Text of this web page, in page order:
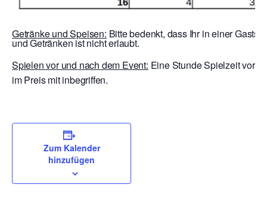
Getränke und Speisen: Bitte bedenkt, dass Ihr in einer
und Getränken ist nicht erlaubt.
Spielen vor und nach dem Event: Eine Stunde Spielzeit vor
im Preis mit inbegriffen.
Zum Kalender
hinzufügen